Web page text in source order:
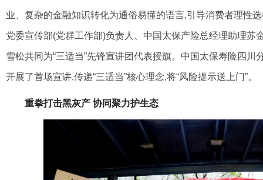
业、复杂的金融知识转化为通俗易懂的语言,引导消费者理性
党委宣传部(党群工作部)负责人、中国太保产险总经理助理苏
雪松共同为“三适当”先锋宣讲团代表授旗。 中国太保寿险四川
开展了首场宣讲,传递“三适当”核心理念,将“风险提示送上门”。
重拳打击黑灰产 协同聚力护生态